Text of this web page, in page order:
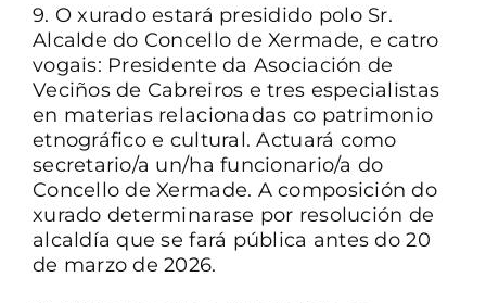
9. O xurado estará presidido polo Sr.
Alcalde do Concello de Xermade, e catro
vogais: Presidente da Asociación de
Veciños de Cabreiros e tres especialistas
en materias relacionadas co patrimonio
etnográfico e cultural. Actuará como
secretario/a un/ha funcionario/a do
Concello de Xermade. A composición do
xurado determinarase por resolución de
alcaldía que se fará pública antes do 20
de marzo de 2026.